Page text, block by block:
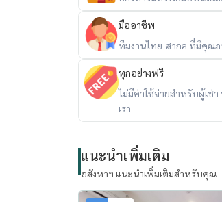
- Park Lane Ekamai
- Big C Ekamai
Location:https://
**********************
ให้เช่า: ริธึ่ม สุขุมวิท42 2 นอน
อัตราค่าเช่า: 37,000 บาทต่อเดือ
สำหรับเช่า: สัญญาขั้นต่ำ 1 ปี มั
มืออาชีพ
ทีมงานไทย-สากล ที่มีคุณ
ทุกอย่างฟรี
ไม่มีค่าใช้จ่ายสำหรับผู้เช่
เรา
แนะนำเพิ่มเติม
อสังหาฯ แนะนำเพิ่มเติมสำหรับคุณ